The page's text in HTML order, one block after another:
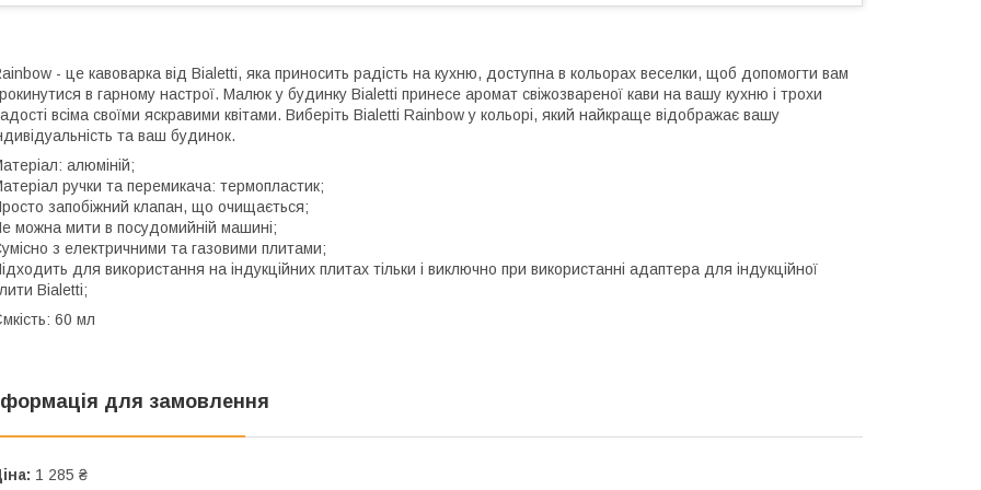
- це кавоварка від Bialetti, яка приносить радість на кухню, доступна в кольорах веселки, щоб допомогти вам
в гарному настрої. Малюк у будинку Bialetti принесе аромат свіжозвареної кави на вашу кухню і трохи
всіма своїми яскравими квітами. Виберіть Bialetti Rainbow у кольорі, який найкраще відображає вашу
та ваш будинок.
алюміній;
ручки та перемикача: термопластик;
запобіжний клапан, що очищається;
можна мити в посудомийній машині;
з електричними та газовими плитами;
для використання на індукційних плитах тільки і виключно при використанні адаптера для індукційної
Bialetti;
60 мл
для замовлення
1 285 ₴